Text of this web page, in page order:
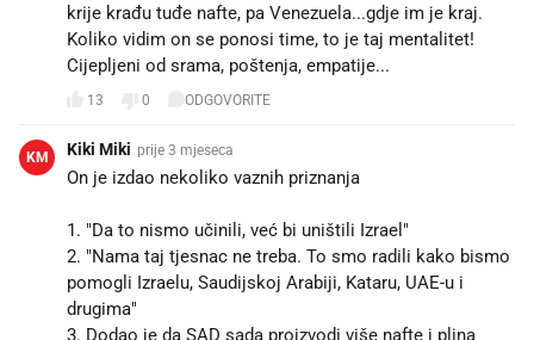
krije krađu tuđe nafte, pa Venezuela...gdje im je kraj.
Koliko vidim on se ponosi time, to je taj mentalitet!
Cijepljeni od srama, poštenja, empatije...
13 0 ODGOVORITE
KM Kiki Miki prije 3 mjeseca
On je izdao nekoliko vaznih priznanja
1. "Da to nismo učinili, već bi uništili Izrael"
2. "Nama taj tjesnac ne treba. To smo radili kako bismo
pomogli Izraelu, Saudijskoj Arabiji, Kataru, UAE-u i
drugima"
3. Dodao je da SAD sada proizvodi više nafte i plina